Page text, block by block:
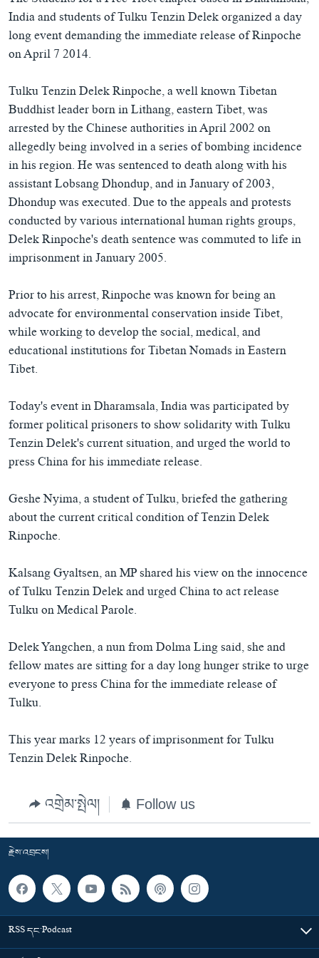
India and students of Tulku Tenzin Delek organized a day
long event demanding the immediate release of Rinpoche
on April 7 2014.
Tulku Tenzin Delek Rinpoche, a well known Tibetan
Buddhist leader born in Lithang, eastern Tibet, was
arrested by the Chinese authorities in April 2002 on
allegedly being involved in a series of bombing incidence
in his region. He was sentenced to death along with his
assistant Lobsang Dhondup, and in January of 2003,
Dhondup was executed. Due to the appeals and protests
conducted by various international human rights groups,
Delek Rinpoche's death sentence was commuted to life in
imprisonment in January 2005.
Prior to his arrest, Rinpoche was known for being an
advocate for environmental conservation inside Tibet,
while working to develop the social, medical, and
educational institutions for Tibetan Nomads in Eastern
Tibet.
Today's event in Dharamsala, India was participated by
former political prisoners to show solidarity with Tulku
Tenzin Delek's current situation, and urged the world to
press China for his immediate release.
Geshe Nyima, a student of Tulku, briefed the gathering
about the current critical condition of Tenzin Delek
Rinpoche.
Kalsang Gyaltsen, an MP shared his view on the innocence
of Tulku Tenzin Delek and urged China to act release
Tulku on Medical Parole.
Delek Yangchen, a nun from Dolma Ling said, she and
fellow mates are sitting for a day long hunger strike to urge
everyone to press China for the immediate release of
Tulku.
This year marks 12 years of imprisonment for Tulku
Tenzin Delek Rinpoche.
འགྲེམ་སྤེལ། Follow us
རྗེས་འབྲངས།
RSS དང་Podcast